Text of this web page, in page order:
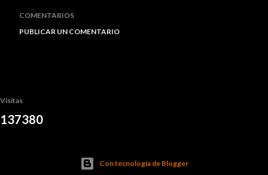
COMENTARIOS
PUBLICAR UN COMENTARIO
Visitas
137380
Con tecnología de Blogger